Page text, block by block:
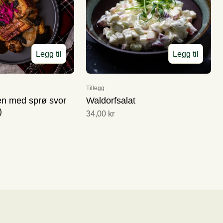
Legg til
med sprø svor
Legg til
Tillegg
Waldorfsalat
34,00 kr